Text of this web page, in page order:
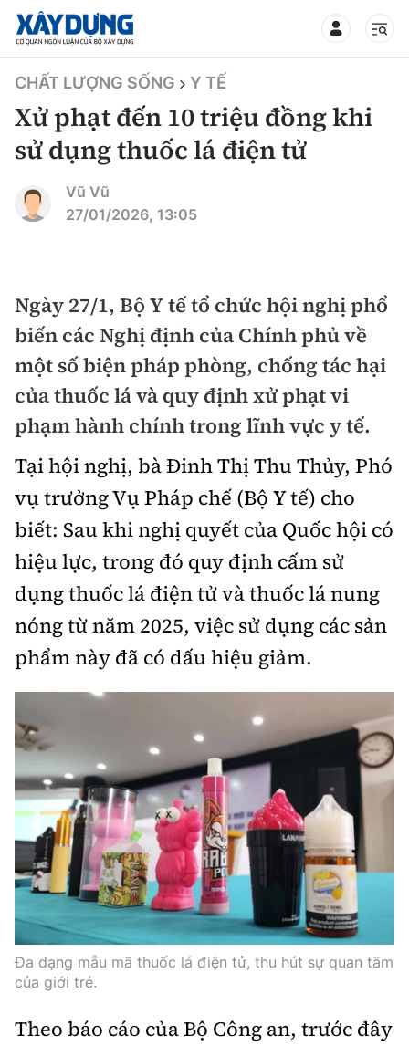
TIN BỘ XÂY DỰNG
CHUYÊN MỤC
Thời sự
Chính trị
Xã hội
Chuyện dọc đường
Cải chính
Xây dựng
Chỉ đạo điều hành
Quy hoạch kiến trúc
Vật liệu xây dựng
Giám định chất lượng
Quản lý đô thị
Giao thông
Quản lý
Đường bộ
Hàng không
Đường sắt
Đăng kiểm
Đường sắt tốc độ cao
Hàng hải
Đường sắt đô thị
Nhà thầu
Mời thầu - Đấu thầu
Thi viết về GTVT
Kinh tế
Thị trường
Tài chính
Chứng khoán
Bảo hiểm
Doanh nghiệp
Pháp luật
An ninh hình sự
Điều tra
Hỏi - Đáp
An toàn giao thông
Giao thông 24h
ATGT địa phương
Văn hóa giao thông
Lái xe an toàn
Chung tay vì ATGT
Gương sáng giao thông
Chất lượng sống
Giáo dục
Đời sống
Lao động - Công đoàn
Văn hóa - Giải Trí
Showbiz
Điện ảnh
Âm nhạc
Thể thao
Bóng đá
Bình luận
Hậu trường sao
360 độ thể thao
Công nghệ
Công nghệ mới
Sản phẩm mới
Tư vấn
Thế giới
Thời sự Quốc tế
Hồ sơ tài liệu
Thế giới giao thông
Đi ++
Du lịch
Khám phá
Video
Thời sự
Khám phá
CHẤT LƯỢNG SỐNG Y TẾ
Xử phạt đến 10 triệu đồng khi
sử dụng thuốc lá điện tử
Vũ Vũ
27/01/2026, 13:05
Ngày 27/1, Bộ Y tế tổ chức hội nghị phổ
biến các Nghị định của Chính phủ về
một số biện pháp phòng, chống tác hại
của thuốc lá và quy định xử phạt vi
phạm hành chính trong lĩnh vực y tế.
Tại hội nghị, bà Đinh Thị Thu Thủy, Phó
vụ trưởng Vụ Pháp chế (Bộ Y tế) cho
biết: Sau khi nghị quyết của Quốc hội có
hiệu lực, trong đó quy định cấm sử
dụng thuốc lá điện tử và thuốc lá nung
nóng từ năm 2025, việc sử dụng các sản
phẩm này đã có dấu hiệu giảm.
Đa dạng mẫu mã thuốc lá điện tử, thu hút sự quan tâm
của giới trẻ.
Theo báo cáo của Bộ Công an, trước đây